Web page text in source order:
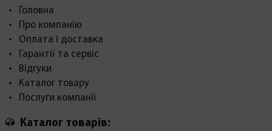
Головна
Про компанію
Оплата і доставка
Гарантії та сервіс
Відгуки
Каталог товару
Послуги компанії
Каталог товарів: